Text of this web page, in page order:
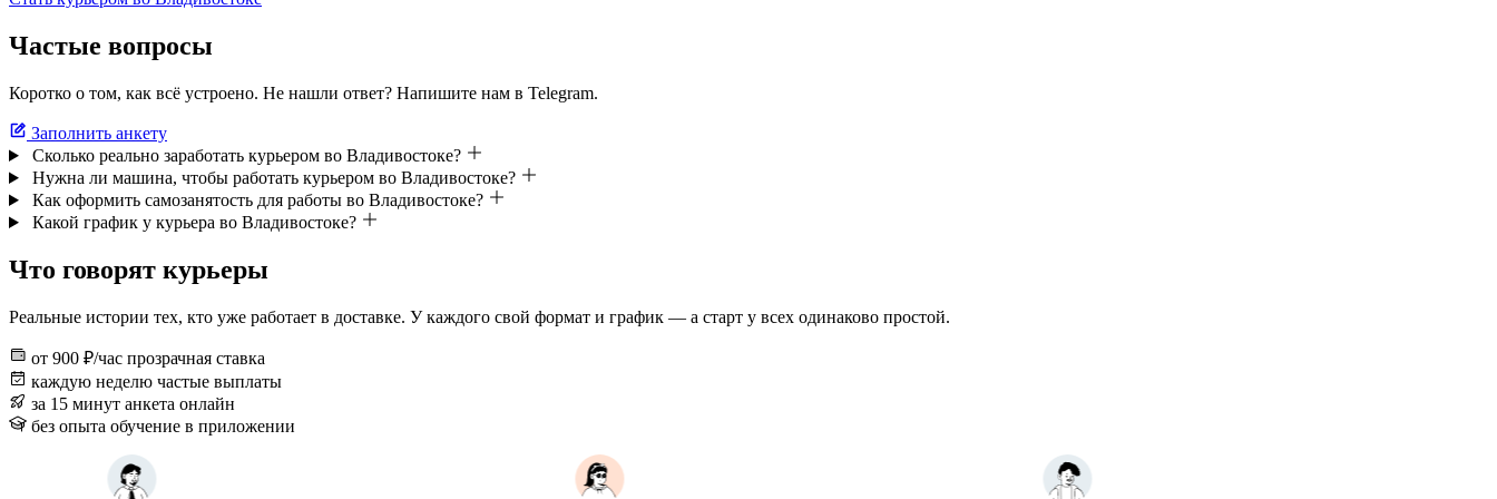
Частые вопросы
Коротко о том, как всё устроено. Не нашли ответ? Напишите нам в Telegram.
Заполнить анкету
Сколько реально заработать курьером во Владивостоке?
Нужна ли машина, чтобы работать курьером во Владивостоке?
Как оформить самозанятость для работы во Владивостоке?
Какой график у курьера во Владивостоке?
Что говорят курьеры
Реальные истории тех, кто уже работает в доставке. У каждого свой формат и график — а старт у всех одинаково простой.
от 900 ₽/час прозрачная ставка
каждую неделю частые выплаты
за 15 минут анкета онлайн
без опыта обучение в приложении